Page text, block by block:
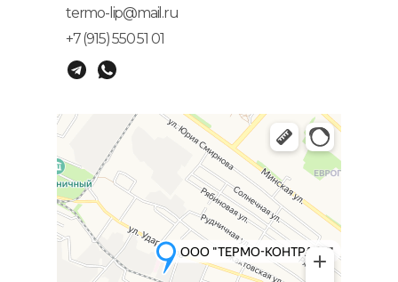
termo-lip@mail.ru
+7 (915) 550 51 01